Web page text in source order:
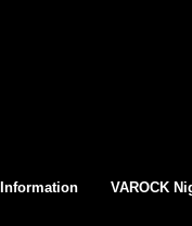
VAROCK